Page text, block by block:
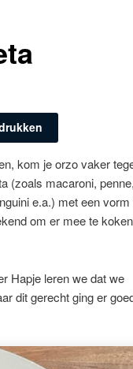
kom je orzo vaker
(zoals macaroni, penne,
e.a.) met een vorm
om er mee te
Hapje leren we dat we
dit gerecht ging er